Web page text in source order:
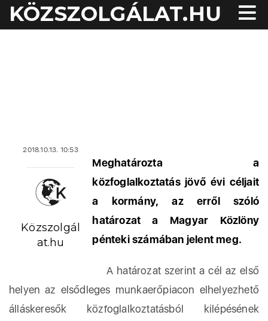
KÖZSZOLGÁLAT.HU
2018.10.13. 10:53
Közszolgál
at.hu
Meghatározta a
közfoglalkoztatás jövő évi céljait
a kormány, az erről szóló
határozat a Magyar Közlöny
pénteki számában jelent meg.
A határozat szerint a cél az első
helyen az elsődleges munkaerőpiacon elhelyezhető
álláskeresők közfoglalkoztatásból kilépésének